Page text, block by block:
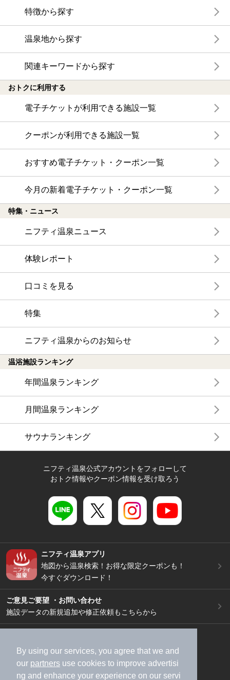
By using our services, you agree that we and
our partners use cookies to improve advertisi
ng and enhance your experience on our servi
特徴から探す
温泉地から探す
関連キーワードから探す
おトクに利用する
電子チケットが利用できる施設一覧
クーポンが利用できる施設一覧
おすすめ電子チケット・クーポン一覧
今月の新着電子チケット・クーポン一覧
特集・ニュース
ニフティ温泉ニュース
体験レポート
口コミを見る
特集
ニフティ温泉からのお知らせ
温浴施設ランキング
年間温泉ランキング
月間温泉ランキング
サウナランキング
ニフティ温泉公式アカウントをフォローして
おトク情報やクーポン情報を受け取ろう
ニフティ温泉アプリ
地図から温泉検索！お得な限定クーポンも！
今すぐダウンロード！
ご意見ご要望 ・お問い合わせ
施設データの新規追加や修正依頼もこちらから
加盟店募集（資料請求）
広告出稿のご案内
利用規約
ライフスタイルMEMBERS+規約